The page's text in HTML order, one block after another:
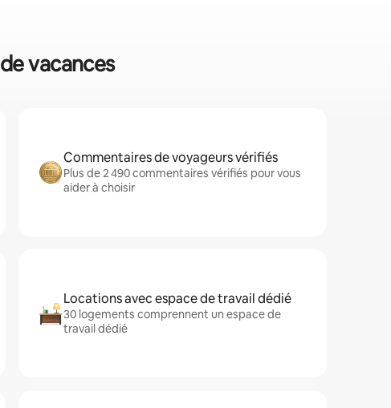
vacances
Commentaires de voyageurs vérifiés
Plus de 2 490 commentaires vérifiés pour vous
aider à choisir
Locations avec espace de travail dédié
30 logements comprennent un espace de
travail dédié